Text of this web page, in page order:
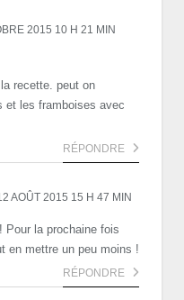
2015 10 H 21 MIN
recette. peut on
et les framboises avec
RÉPONDRE
AOÛT 2015 15 H 47 MIN
Pour la prochaine fois
en mettre un peu moins !
RÉPONDRE